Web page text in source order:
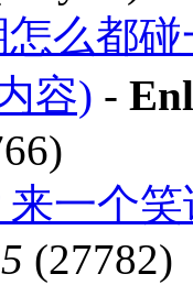
么都
容) -
来一个
(27782)